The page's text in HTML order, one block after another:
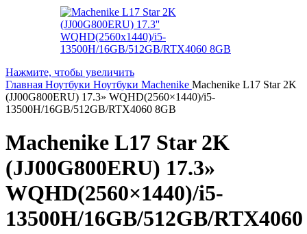
Нажмите, чтобы увеличить
Главная Ноутбуки Ноутбуки Machenike Machenike L17 Star 2K
(JJ00G800ERU) 17.3» WQHD(2560×1440)/i5-
13500H/16GB/512GB/RTX4060 8GB
Machenike L17 Star 2K
(JJ00G800ERU) 17.3»
WQHD(2560×1440)/i5-
13500H/16GB/512GB/RTX4060